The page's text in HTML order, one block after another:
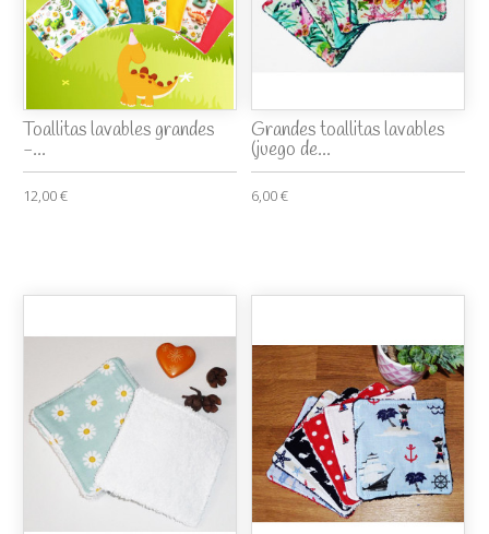
Toallitas lavables grandes
-...
12,00 €
Grandes toallitas lavables
(juego de...
6,00 €